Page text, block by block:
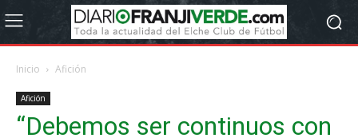
Inicio Afición
Afición
“Debemos ser continuos con